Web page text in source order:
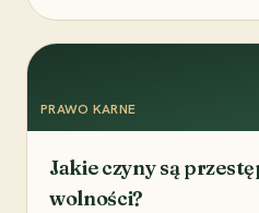
PRAWO KARNE
Jakie czyny są
wolności?